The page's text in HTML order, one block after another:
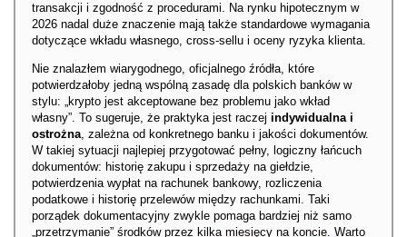
transakcji i zgodność z procedurami. Na rynku hipotecznym w
2026 nadal duże znaczenie mają także standardowe wymagania
dotyczące wkładu własnego, cross-sellu i oceny ryzyka klienta.
Nie znalazłem wiarygodnego, oficjalnego źródła, które
potwierdzałoby jedną wspólną zasadę dla polskich banków w
stylu: „krypto jest akceptowane bez problemu jako wkład
własny”. To sugeruje, że praktyka jest raczej indywidualna i
ostrożna, zależna od konkretnego banku i jakości dokumentów.
W takiej sytuacji najlepiej przygotować pełny, logiczny łańcuch
dokumentów: historię zakupu i sprzedaży na giełdzie,
potwierdzenia wypłat na rachunek bankowy, rozliczenia
podatkowe i historię przelewów między rachunkami. Taki
porządek dokumentacyjny zwykle pomaga bardziej niż samo
„przetrzymanie” środków przez kilka miesięcy na koncie. Warto